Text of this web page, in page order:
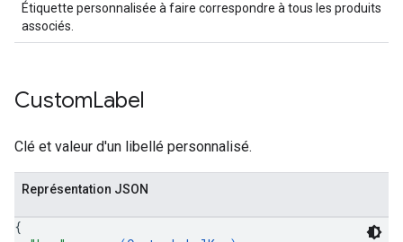
Étiquette personnalisée à faire correspondre à tous les produits
associés.
CustomLabel
Clé et valeur d'un libellé personnalisé.
Représentation JSON
{